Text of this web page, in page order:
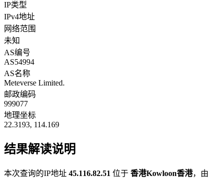
IP类型
IPv4地址
网络范围
未知
AS编号
AS54994
AS名称
Meteverse Limited.
邮政编码
999077
地理坐标
22.3193, 114.169
结果解读说明
本次查询的IP地址 45.116.82.51 位于 香港Kowloon香港，由